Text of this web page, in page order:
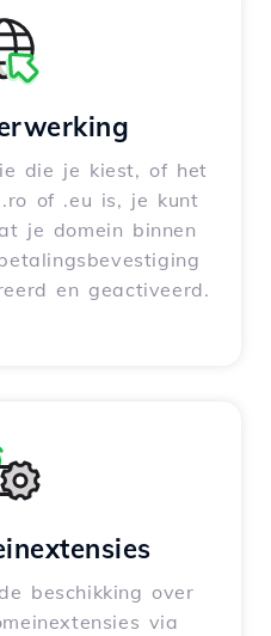
die je kiest, of het
of .eu is, je kunt
je domein binnen
en geactiveerd.
beschikking over
via